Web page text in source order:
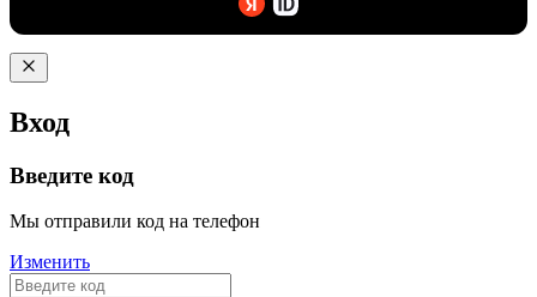
Вход
Введите код
Мы отправили код на телефон
Изменить